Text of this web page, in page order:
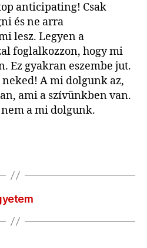
anticipating! Csak
és ne arra
lesz. Legyen a
foglalkozzon, hogy mi
Ez gyakran eszembe jut.
A mi dolgunk az,
ami a szívünkben van.
a mi dolgunk.